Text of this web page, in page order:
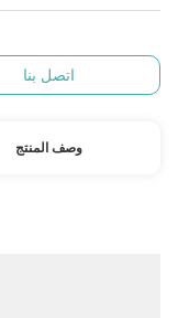
اتصل بنا
وصف المنتج